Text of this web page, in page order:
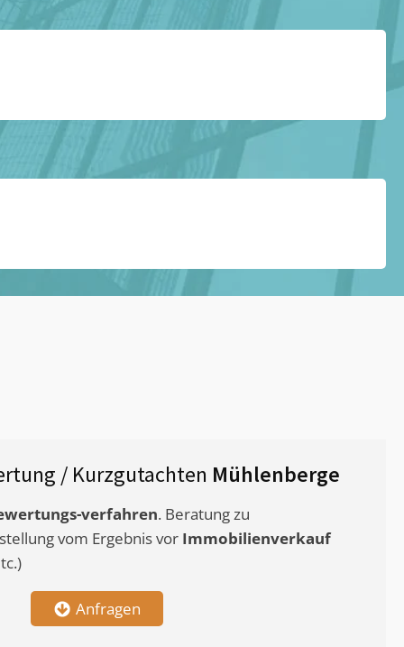
/ Kurzgutachten Mühlenberge
verfahren. Beratung zu
vom Ergebnis vor Immobilienverkauf
Anfragen